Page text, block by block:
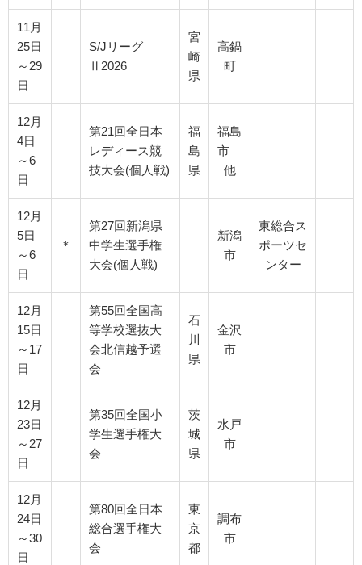
11月
25日
～29
日
S/Jリーグ
Ⅱ2026
宮
崎
県
高鍋
町
12月
4日
～6
日
第21回全日本
レディース競
技大会(個人戦)
福
島
県
福島
市
他
12月
5日
～6
日
＊
第27回新潟県
中学生選手権
大会(個人戦)
新潟
市
東総合ス
ポーツセ
ンター
12月
15日
～17
日
第55回全国高
等学校選抜大
会北信越予選
会
石
川
県
金沢
市
12月
23日
～27
日
第35回全国小
学生選手権大
会
茨
城
県
水戸
市
12月
24日
～30
日
第80回全日本
総合選手権大
会
東
京
都
調布
市